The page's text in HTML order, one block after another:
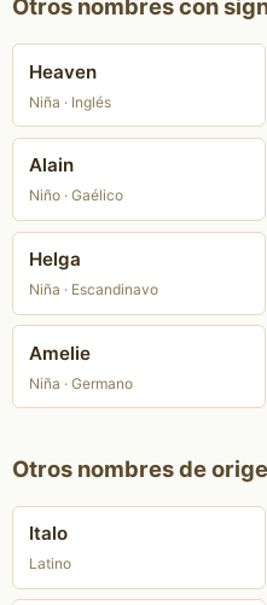
Otros nombres con
Heaven
Niña · Inglés
Alain
Niño · Gaélico
Helga
Niña · Escandinavo
Amelie
Niña · Germano
Otros nombres de
Italo
Latino